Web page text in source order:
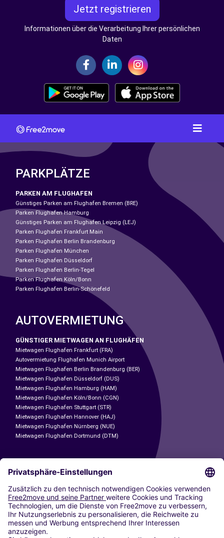
Jetzt registrieren
Informationen über die Verarbeitung Ihrer persönlichen
Daten
PARKPLÄTZE
PARKEN AM FLUGHAFEN
Günstiges Parken am Flughafen Bremen (BRE)
Parken Flughafen Hamburg
Günstiges Parken am Flughafen Leipzig (LEJ)
Parken Flughafen Frankfurt Main
Parken Flughafen Berlin Brandenburg
Parken Flughafen München
Parken Flughafen Düsseldorf
Parken Flughafen Berlin-Tegel
Parken Flughafen Köln/Bonn
Parken Flughafen Berlin-Schönefeld
AUTOVERMIETUNG
GÜNSTIGER MIETWAGEN AN FLUGHÄFEN
Mietwagen Flughafen Frankfurt (FRA)
Autovermietung Flughafen Munich Airport
Mietwagen Flughafen Berlin Brandenburg (BER)
Mietwagen Flughafen Düsseldorf (DUS)
Mietwagen Flughafen Hamburg (HAM)
Mietwagen Flughafen Köln/Bonn (CGN)
Mietwagen Flughafen Stuttgart (STR)
Mietwagen Flughafen Hannover (HAJ)
Mietwagen Flughafen Nürnberg (NUE)
Mietwagen Flughafen Dortmund (DTM)
CARSHARING
UNSERE STÄDTE
Paris
Madrid
Washington DC
Mailand
Rom